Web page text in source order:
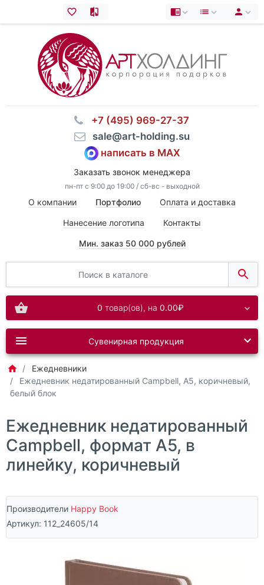
⠀+7 (495) 969-27-37
⠀sale@art-holding.su
написать в MAX
Заказать звонок менеджера
пн-пт с 9:00 до 19:00 / сб-вс - выходной
О компании Портфолио Оплата и доставка
Нанесение логотипа Контакты
Мин. заказ 50 000 рублей
0 товар(ов), на 0.00₽
Сувенирная продукция
Ежедневники
Ежедневник недатированный Campbell, А5, коричневый,
белый блок
Ежедневник недатированный
Campbell, формат А5, в
линейку, коричневый
Производители Happy Book
Артикул: 112_24605/14